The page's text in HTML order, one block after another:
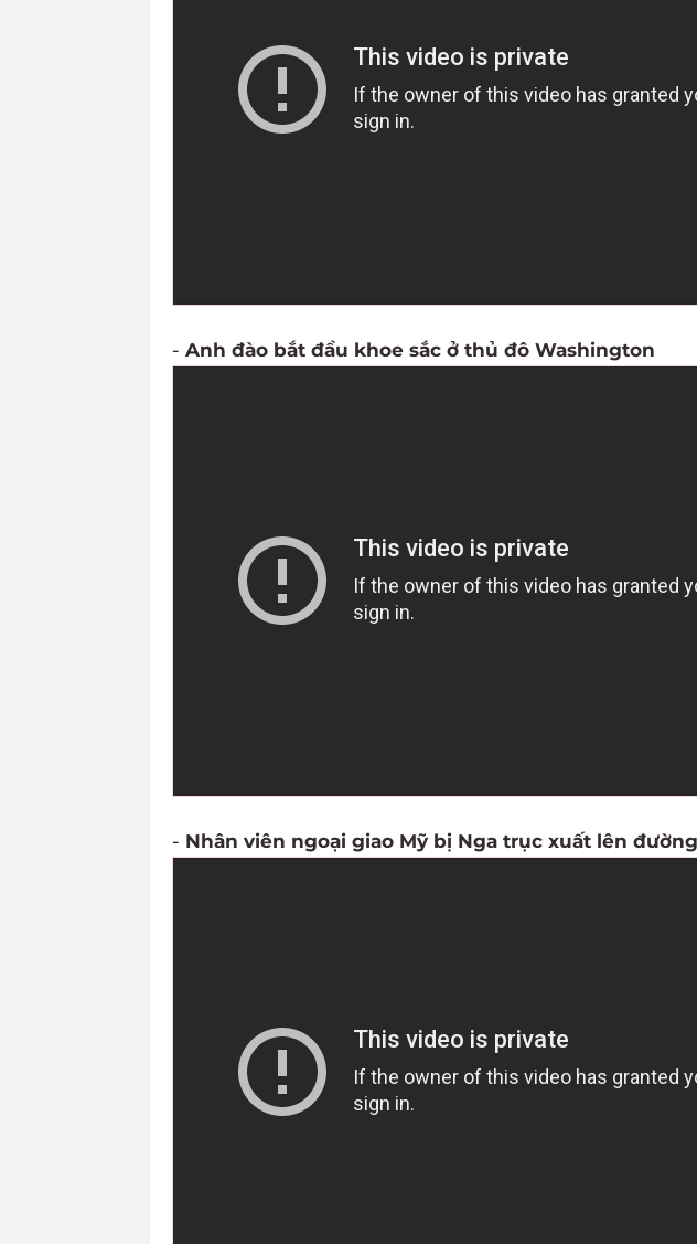
- Anh đào bắt đầu khoe sắc ở thủ đô Washington
- Nhân viên ngoại giao Mỹ bị Nga trục xuất lên